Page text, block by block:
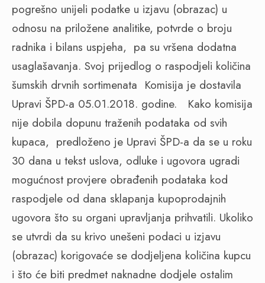
pogrešno unijeli podatke u izjavu (obrazac) u
odnosu na priložene analitike, potvrde o broju
radnika i bilans uspjeha, pa su vršena dodatna
usaglašavanja. Svoj prijedlog o raspodjeli količina
šumskih drvnih sortimenata Komisija je dostavila
Upravi ŠPD-a 05.01.2018. godine.
Kako komisija
nije dobila dopunu traženih podataka od svih
kupaca, predloženo je Upravi ŠPD-a da se u roku
30 dana u tekst uslova, odluke i ugovora ugradi
mogućnost provjere obrađenih podataka kod
raspodjele od dana sklapanja kupoprodajnih
ugovora što su organi upravljanja prihvatili. Ukoliko
se utvrdi da su krivo unešeni podaci u izjavu
(obrazac) korigovaće se dodjeljena količina kupcu
i što će biti predmet naknadne dodjele ostalim